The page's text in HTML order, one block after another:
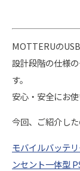
MOTTERUの
設計段階の仕様
す。
安心・安全にお使
今回、ご紹介した
モバイルバッテ
ンセント一体型